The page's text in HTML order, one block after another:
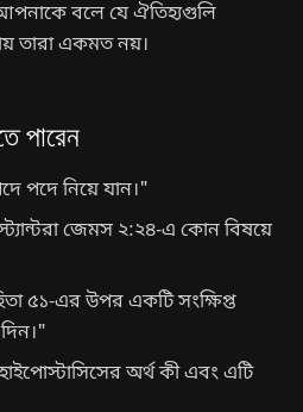
বলে যে ঐতিহ্যগুলি
তারা একমত নয়।
পারেন
পদে নিয়ে যান।"
জেমস ২:২৪-এ কোন বিষয়ে
৫১-এর উপর একটি সংক্ষিপ্ত
অর্থ কী এবং এটি